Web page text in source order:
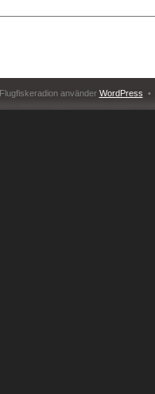
Flugfiskeradion använder WordPress •